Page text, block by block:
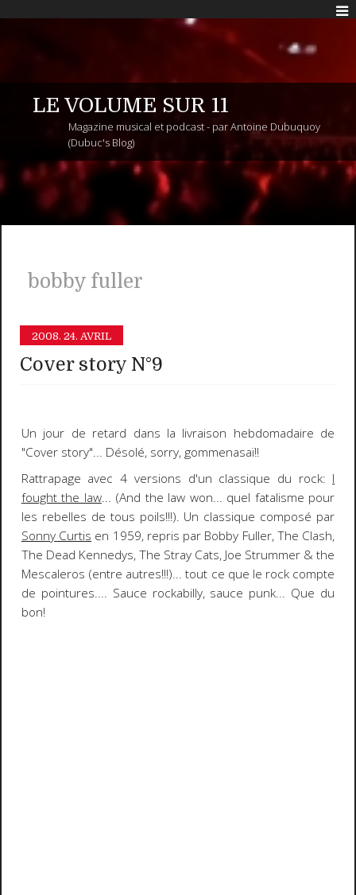
LE VOLUME SUR 11
Magazine musical et podcast - par Antoine Dubuquoy
(Dubuc's Blog)
bobby fuller
2008. 24. AVRIL
Cover story N°9
Un jour de retard dans la livraison hebdomadaire de
"Cover story"... Désolé, sorry, gommenasaï!!
Rattrapage avec 4 versions d'un classique du rock: I
fought the law... (And the law won... quel fatalisme pour
les rebelles de tous poils!!!). Un classique composé par
Sonny Curtis en 1959, repris par Bobby Fuller,The Clash,
The Dead Kennedys,The Stray Cats, Joe Strummer & the
Mescaleros (entre autres!!!)... tout ce que le rock compte
de pointures.... Sauce rockabilly, sauce punk... Que du
bon!